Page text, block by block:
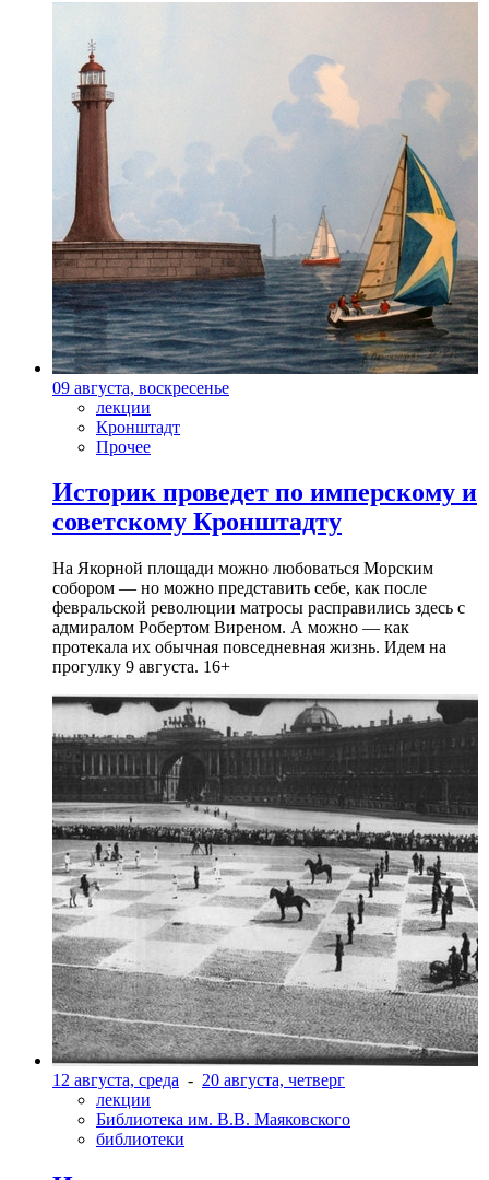
09 августа, воскресенье
лекции
Кронштадт
Прочее
Историк проведет по имперскому и
советскому Кронштадту
На Якорной площади можно любоваться Морским
собором — но можно представить себе, как после
февральской революции матросы расправились здесь с
адмиралом Робертом Виреном. А можно — как
протекала их обычная повседневная жизнь. Идем на
прогулку 9 августа. 16+
12 августа, среда - 20 августа, четверг
лекции
Библиотека им. В.В. Маяковского
библиотеки